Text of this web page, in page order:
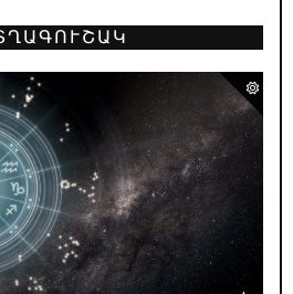
/ ԿԱՐԵՎՈՐ
գնահատում է
դեր ունեցած 4 օղակների
/ ԿԱՐԵՎՈՐ
նախընտրական շտաբի
ղեկավարը
ԿԱՐԵՎՈՐ